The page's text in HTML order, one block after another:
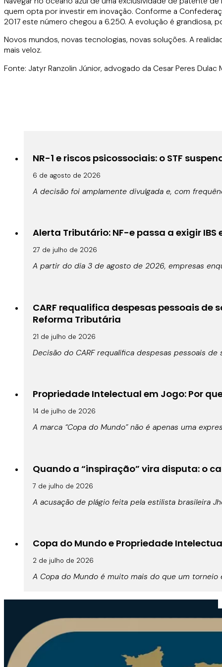
quem opta por investir em inovação. Conforme a
2017 este número chegou a 6.250. A evolução é
Novos mundos, novas tecnologias, novas soluções. A
mais veloz.
Fonte: Jatyr Ranzolin Júnior, advogado da Cesar Peres
NR-1 e riscos psicossociais: o STF
6 de agosto de 2026
A decisão foi amplamente divulgada e, com
Alerta Tributário: NF-e passa a exigir IBS
27 de julho de 2026
A partir do dia 3 de agosto de 2026, empresas
CARF requalifica despesas pessoais
Reforma Tributária
21 de julho de 2026
Decisão do CARF requalifica despesas pessoais
Propriedade Intelectual em Jogo: Por
14 de julho de 2026
A marca “Copa do Mundo” não é apenas uma
Quando a “inspiração” vira disputa: o
7 de julho de 2026
A acusação de plágio feita pela estilista brasileira
Copa do Mundo e Propriedade
2 de julho de 2026
A Copa do Mundo é muito mais do que um